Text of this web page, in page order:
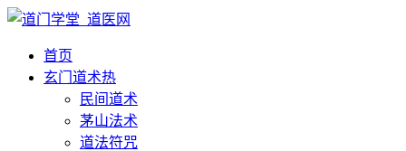
首页
玄门道术热
民间道术
茅山法术
道法符咒